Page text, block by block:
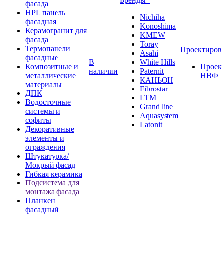
фасада
HPL панель
фасадная
Керамогранит для
фасада
Термопанели
фасадные
Композитные и
металлические
материалы
ДПК
Водосточные
системы и
софиты
Декоративные
элементы и
ограждения
Штукатурка/
Мокрый фасад
Гибкая керамика
Подсистема для
монтажа фасада
Планкен
фасадный
В
наличии
Nichiha
Konoshima
KMEW
Toray
Asahi
White Hills
Paternit
КАНЬОН
Fibrostar
LTM
Grand line
Aquasystem
Latonit
НВФ